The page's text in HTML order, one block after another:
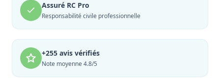
Assuré RC Pro
Responsabilité civile professionnelle
+255 avis vérifiés
Note moyenne 4.8/5